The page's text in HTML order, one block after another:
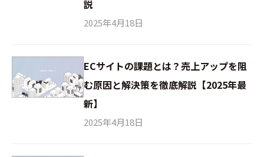
説
2025年4月18日
ECサイトの課題とは？売上アップを阻
む原因と解決策を徹底解説【2025年最
新】
2025年4月18日